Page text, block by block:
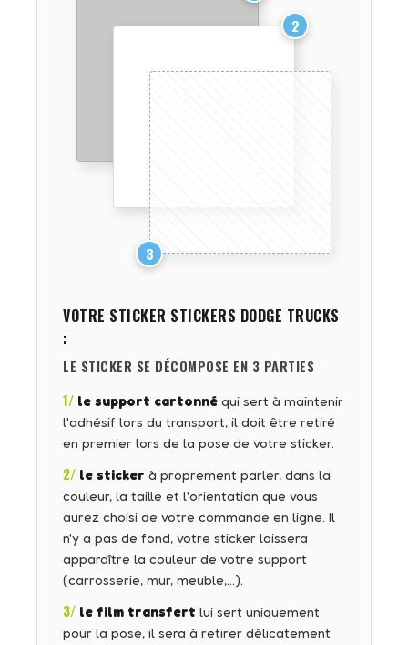
2
3
VOTRE STICKER STICKERS DODGE TRUCKS
:
LE STICKER SE DÉCOMPOSE EN 3 PARTIES
1/ le support cartonné qui sert à maintenir
l'adhésif lors du transport, il doit être retiré
en premier lors de la pose de votre sticker.
2/ le sticker à proprement parler, dans la
couleur, la taille et l'orientation que vous
aurez choisi de votre commande en ligne. Il
n'y a pas de fond, votre sticker laissera
apparaître la couleur de votre support
(carrosserie, mur, meuble,…).
3/ le film transfert lui sert uniquement
pour la pose, il sera à retirer délicatement